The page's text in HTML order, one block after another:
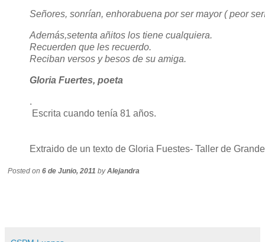
Señores, sonrían, enhorabuena por ser mayor ( peor
Además,setenta añitos los tiene cualquiera.
Recuerden que les recuerdo.
Reciban versos y besos de su amiga.
Gloria Fuertes, poeta
.
Escrita cuando tenía 81 años.
Extraido de un texto de Gloria Fuestes- Taller de
Posted on 6 de Junio, 2011 byAlejandra